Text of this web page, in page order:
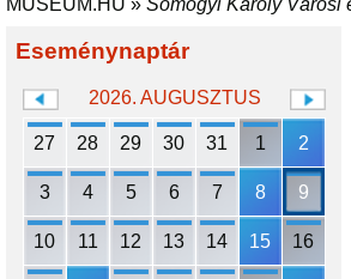
MUSEUM.HU » Somogyi Károly Városi
Eseménynaptár
2026. AUGUSZTUS
27 28 29 30 31 1 2
3 4 5 6 7 8 9
10 11 12 13 14 15 16